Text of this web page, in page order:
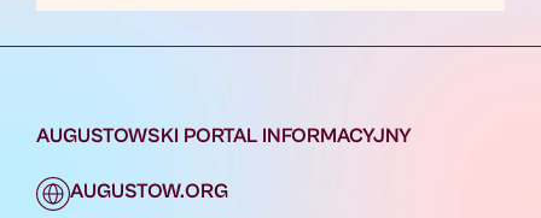
AUGUSTOWSKI PORTAL INFORMACYJNY
AUGUSTOW.ORG